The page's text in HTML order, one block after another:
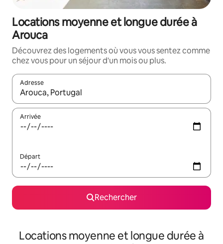
Locations moyenne et longue durée à
Arouca
Découvrez des logements où vous vous sentez comme
chez vous pour un séjour d'un mois ou plus.
Adresse
Lorsque les résultats s'affichent, utilisez les flèches vers le
Arrivée
Départ
Rechercher
Locations moyenne et longue durée à